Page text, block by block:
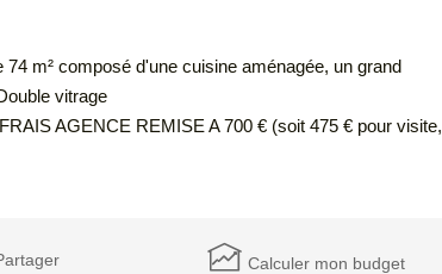
m² composé d'une cuisine aménagée, un grand
vitrage
AGENCE REMISE A 700 € (soit 475 € pour visite,
Calculer mon budget